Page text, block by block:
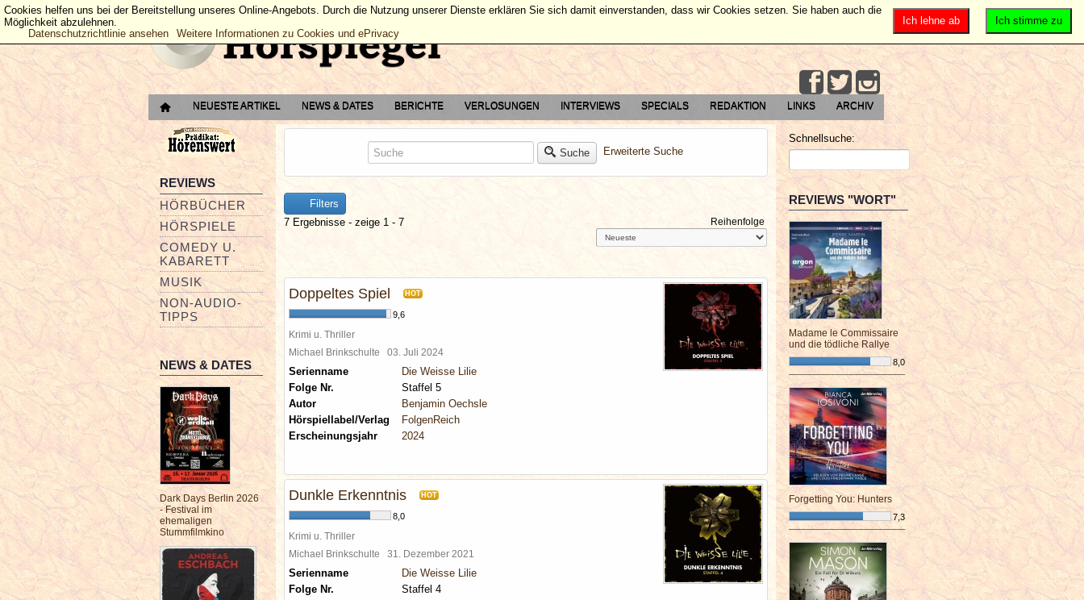
NEUESTE ARTIKEL NEWS & DATES BERICHTE VERLOSUNGEN INTERVIEWS SPECIALS REDAKTION LINKS ARCHIV
REVIEWS
HÖRBÜCHER
HÖRSPIELE
COMEDY U.
KABARETT
MUSIK
NON-AUDIO-
TIPPS
NEWS & DATES
Dark Days Berlin 2026
- Festival im
ehemaligen
Stummfilmkino
Suche Erweiterte Suche
Filters
7 Ergebnisse - zeige 1 - 7
Reihenfolge
Doppeltes Spiel HOT
9,6
Krimi u. Thriller
Michael Brinkschulte 03. Juli 2024
Serienname
Die Weisse Lilie
Folge Nr.
Staffel 5
Autor
Benjamin Oechsle
Hörspiellabel/Verlag
FolgenReich
Erscheinungsjahr
2024
Dunkle Erkenntnis HOT
8,0
Krimi u. Thriller
Michael Brinkschulte 31. Dezember 2021
Serienname
Die Weisse Lilie
Folge Nr.
Staffel 4
Schnellsuche:
REVIEWS "WORT"
Madame le Commissaire
und die tödliche Rallye
8,0
¯¯¯¯¯¯¯¯¯¯¯¯¯¯¯¯¯¯¯¯¯¯¯¯
Forgetting You: Hunters
7,3
¯¯¯¯¯¯¯¯¯¯¯¯¯¯¯¯¯¯¯¯¯¯¯¯
Ich stimme zu
Ich lehne ab
Cookies helfen uns bei der Bereitstellung unseres Online-Angebots. Durch die Nutzung unserer Dienste erklären Sie sich damit einverstanden, dass wir Cookies setzen. Sie haben auch die
Möglichkeit abzulehnen.
Datenschutzrichtlinie ansehen
Weitere Informationen zu Cookies und ePrivacy